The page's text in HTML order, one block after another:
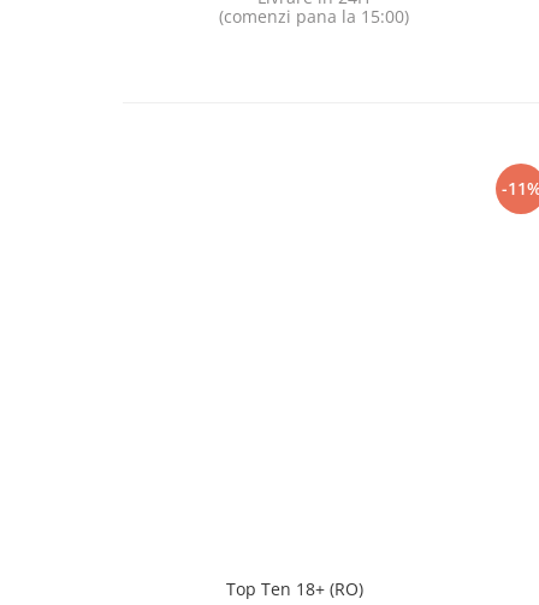
(comenzi pana la 15:00)
Top Ten 18+ (RO)
-